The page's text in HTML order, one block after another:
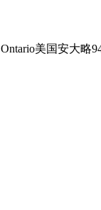
Ontario美国安大略